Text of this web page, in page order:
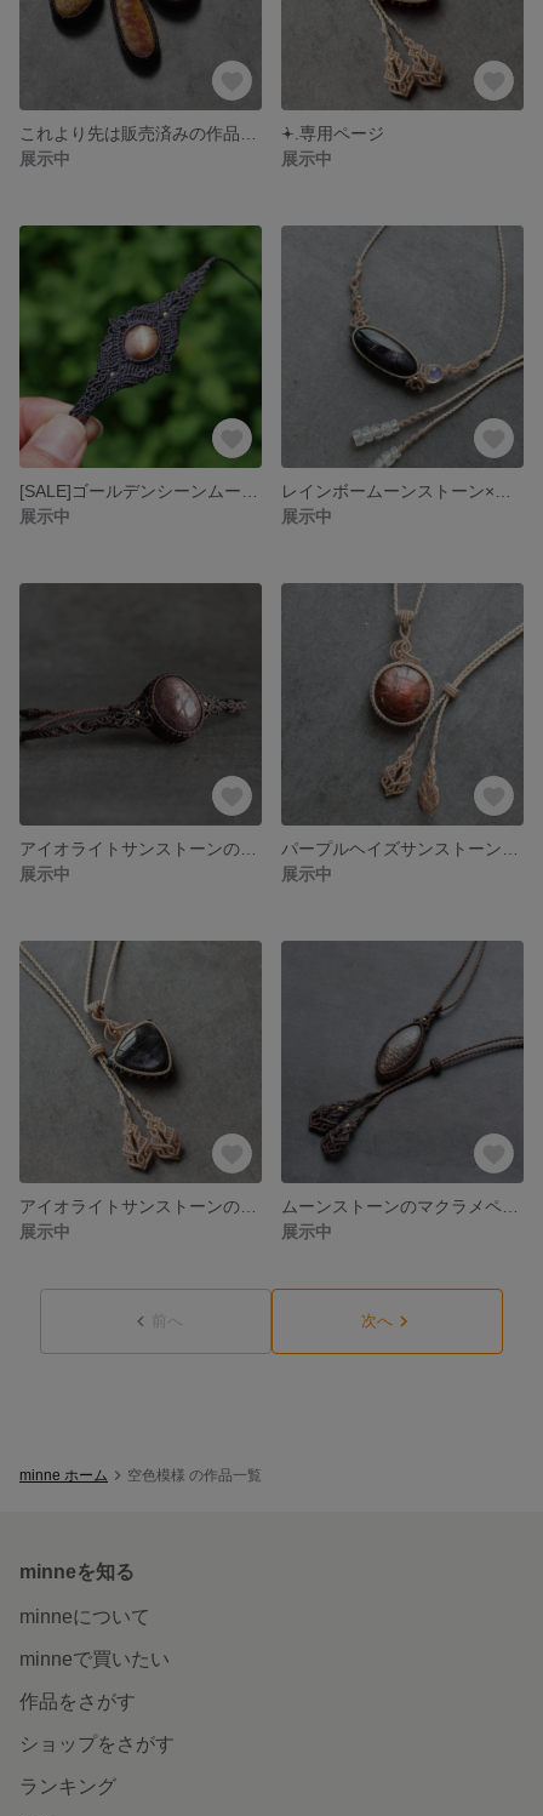
展示中
݁𖥔.専用ページ
展示中
展示中
展示中
展示中
展示中
展示中
展示中
前へ 次へ
minne ホーム 空色模様 の作品一覧
minneを知る
minneについて
minneで買いたい
作品をさがす
ショップをさがす
ランキング